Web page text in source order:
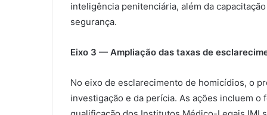
inteligência penitenciária, além da
segurança.
Eixo 3 — Ampliação das taxas de
No eixo de esclarecimento de homicídios, o
investigação e da perícia. As ações incluem